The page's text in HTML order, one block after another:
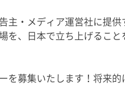
主・メディア運営社に提供
を、日本で立ち上げること
を募集いたします！将来的